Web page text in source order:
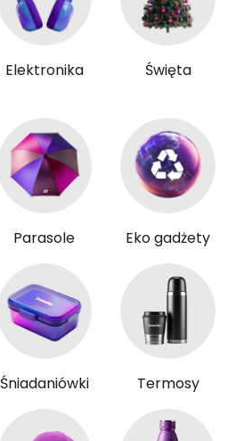
Elektronika Święta
Parasole Eko gadżety
Śniadaniówki Termosy